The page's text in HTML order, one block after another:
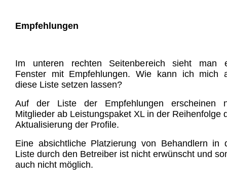
Empfehlungen
Im unteren rechten Seitenbereich sieht man
Fenster mit Empfehlungen. Wie kann ich mich
diese Liste setzen lassen?
Auf der Liste der Empfehlungen erscheinen
Mitglieder ab Leistungspaket XL in der Reihenfolge
Aktualisierung der Profile.
Eine absichtliche Platzierung von Behandlern in
Liste durch den Betreiber ist nicht erwünscht und
auch nicht möglich.